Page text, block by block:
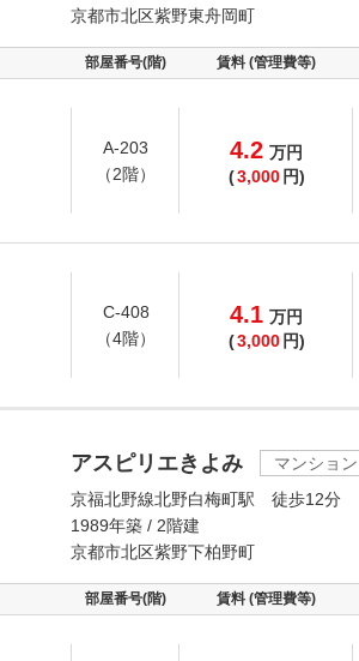
京都市北区紫野東舟岡町
部屋番号(階) 賃料 (管理費等)
A-203
（2階）
4.2 万円
(3,000 円)
C-408
（4階）
4.1 万円
(3,000 円)
アスピリエきよみ
マンション
京福北野線北野白梅町駅 徒歩12分
1989年築 / 2階建
京都市北区紫野下柏野町
部屋番号(階) 賃料 (管理費等)